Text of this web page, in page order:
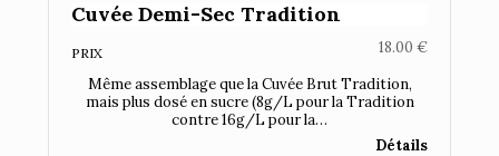
Cuvée Demi-Sec Tradition
PRIX 18.00 €
Même assemblage que la Cuvée Brut Tradition,
mais plus dosé en sucre (8g/L pour la Tradition
contre 16g/L pour la…
Détails